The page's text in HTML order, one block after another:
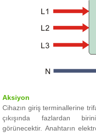
Aksiyon
Cihazın giriş terminallerine
çıkışında fazlardan
görünecektir. Anahtarın